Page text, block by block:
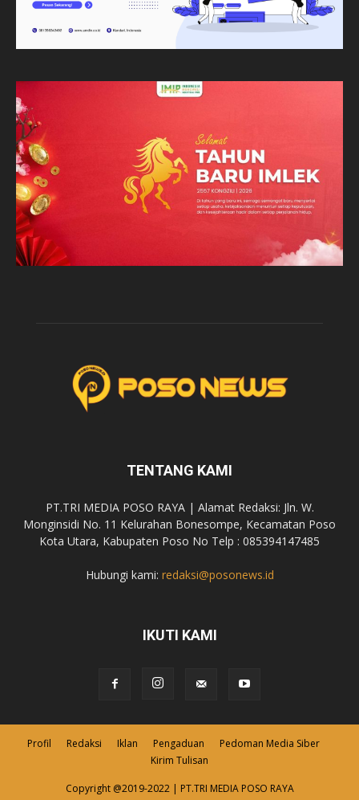
TENTANG KAMI
PT.TRI MEDIA POSO RAYA | Alamat Redaksi: Jln. W.
Monginsidi No. 11 Kelurahan Bonesompe, Kecamatan Poso
Kota Utara, Kabupaten Poso No Telp : 085394147485
Hubungi kami: redaksi@posonews.id
IKUTI KAMI
Profil Redaksi Iklan Pengaduan
Pedoman Media Siber
Kirim Tulisan
Copyright @2019-2022 | PT.TRI MEDIA POSO RAYA